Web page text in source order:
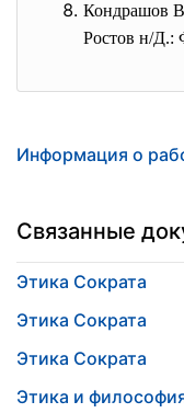
Кондрашов
Ростов н/Д.:
Информация о
Связанные
Этика Сократа
Этика Сократа
Этика Сократа
Этика и